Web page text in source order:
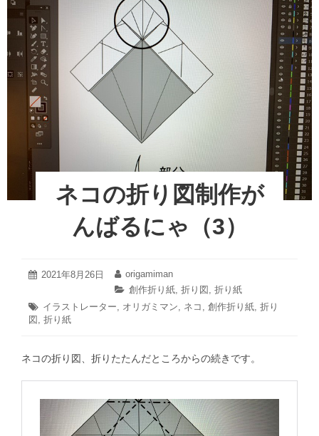
ネコの折り図制作が
んばるにゃ（3）
投
日:
2021年8月26日
2021
月
投
稿
者:
origamiman
カ
テ
創作折り紙, 折り図 , 折り紙
タ
グ:
イラストレーター, オリガミマン, ネコ , 創作折り紙, 折り
図 , 折り紙
ネコの折り図、折りたたんだところからの続きです。